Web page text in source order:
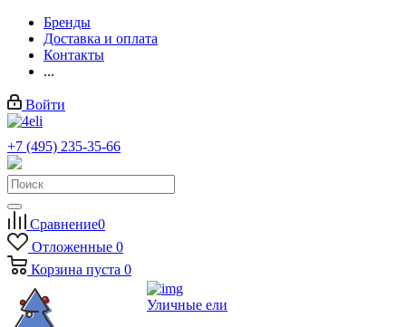
Бренды
Доставка и оплата
Контакты
...
Войти
+7 (495) 235-35-66
Заказать звонок
Сравнение0
Отложенные 0
Корзина пуста 0
Уличные ели